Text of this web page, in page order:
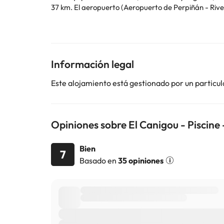
37 km. El aeropuerto (Aeropuerto de Perpiñán -
utilizar el apartado de peticiones especiales al
Algunos de los servicios detallados pueden ser de
Información legal
Este alojamiento está gestionado por un
Opiniones sobre El Canigou -
7
Bien
Basado en 35 opiniones